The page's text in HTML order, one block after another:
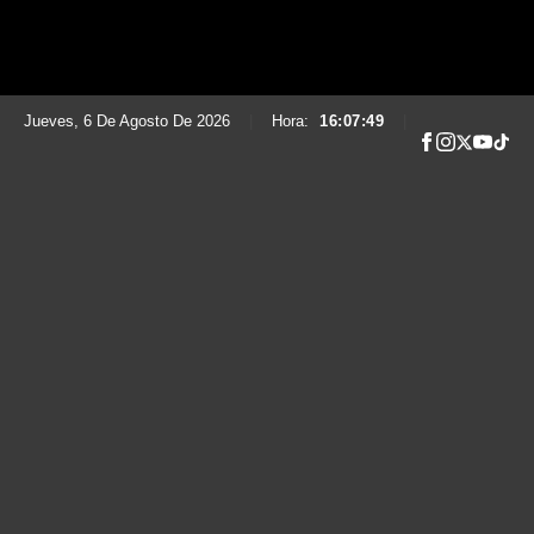
Jueves, 6 De Agosto De 2026 Hora: 16:07:50